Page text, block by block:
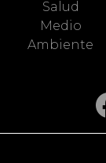
Salud
Medio
Ambiente